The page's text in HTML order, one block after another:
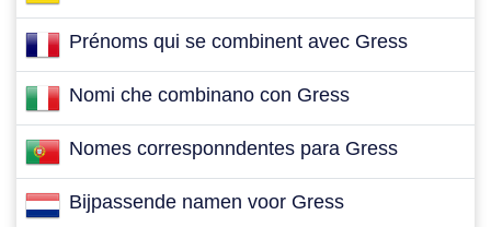
Prénoms qui se combinent avec Gress
Nomi che combinano con Gress
Nomes corresponndentes para Gress
Bijpassende namen voor Gress